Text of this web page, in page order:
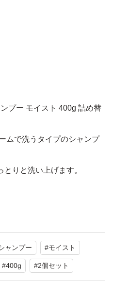
プー モイスト 400g 詰め替
ムで洗うタイプのシャンプ
りと洗い上げます。
ャンプー #モイスト
#400g #2個セット